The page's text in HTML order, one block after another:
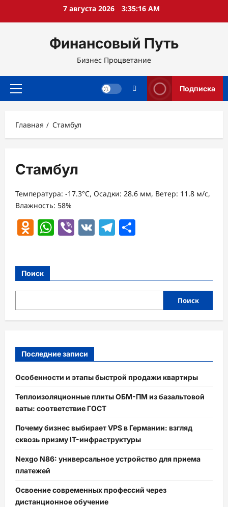
7 августа 2026 3:35:17 AM
Финансовый Путь
Бизнес Процветание
Основное
Подписка
Главная Стамбул
Стамбул
Температура: -17.3°C, Осадки: 28.6 мм, Ветер: 11.8 м/с,
Влажность: 58%
Odnoklassniki
WhatsApp
Viber
VK Telegram
Поиск
Поиск
Последние записи
Особенности и этапы быстрой продажи квартиры
Теплоизоляционные плиты ОБМ-ПМ из базальтовой
ваты: соответствие ГОСТ
Почему бизнес выбирает VPS в Германии: взгляд
сквозь призму IT-инфраструктуры
Nexgo N86: универсальное устройство для приема
платежей
Освоение современных профессий через
дистанционное обучение